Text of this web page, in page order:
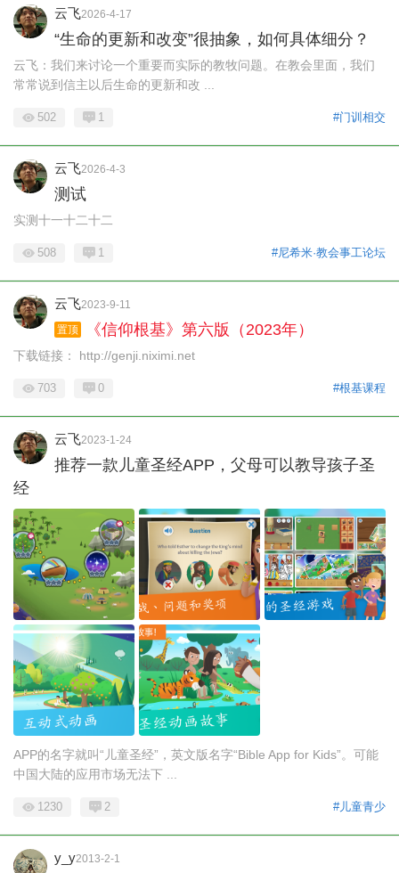
云飞2026-4-17
“生命的更新和改变”很抽象，如何具体细分？
云飞：我们来讨论一个重要而实际的教牧问题。在教会里面，我们
常常说到信主以后生命的更新和改 ...
#门训相交
502 1
云飞2026-4-3
测试
实测十一十二十二
#尼希米·教会事工论坛
508 1
云飞2023-9-11
置顶
《信仰根基》第六版（2023年）
下载链接： http://genji.niximi.net
#根基课程
703 0
云飞2023-1-24
推荐一款儿童圣经APP，父母可以教导孩子圣
经
APP的名字就叫“儿童圣经”，英文版名字“Bible App for Kids”。可能
中国大陆的应用市场无法下 ...
#儿童青少
1230 2
y_y2013-2-1